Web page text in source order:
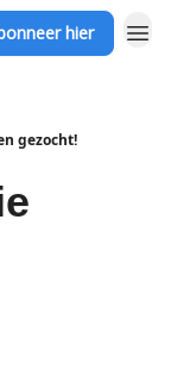
hier
gezocht!